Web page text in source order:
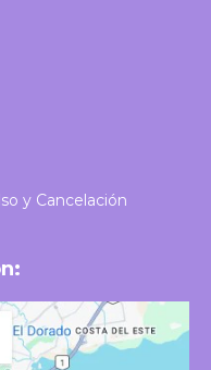
y Cancelación